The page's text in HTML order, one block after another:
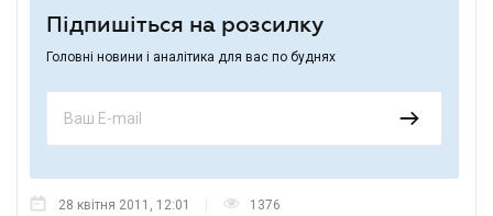
Підпишіться на розсилку
Головні новини і аналітика для вас по буднях
28 квітня 2011, 12:01 1376